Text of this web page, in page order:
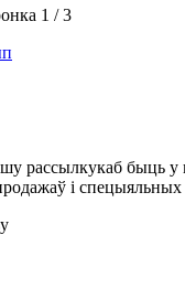
1 / 3
рассылкукаб быць у
і